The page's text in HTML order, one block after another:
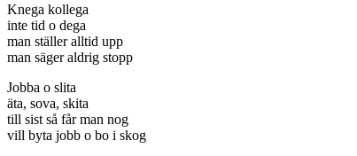
Knega kollega
inte tid o dega
man ställer alltid upp
man säger aldrig stopp
Jobba o slita
äta, sova, skita
till sist så får man nog
vill byta jobb o bo i skog